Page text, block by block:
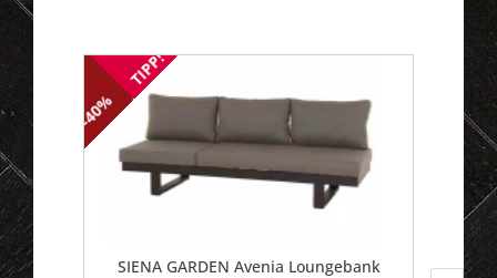
-40%
TIPP!
SIENA GARDEN Avenia Loungebank
-